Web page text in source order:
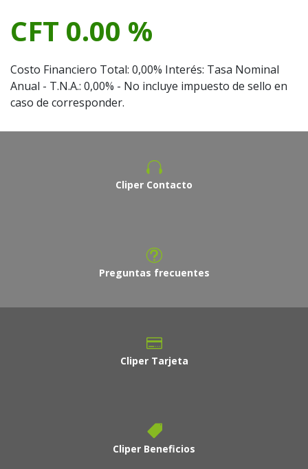
CFT 0.00 %
Costo Financiero Total: 0,00% Interés: Tasa Nominal
Anual - T.N.A.: 0,00% - No incluye impuesto de sello en
caso de corresponder.
Cliper Contacto
Preguntas frecuentes
Cliper Tarjeta
Cliper Beneficios